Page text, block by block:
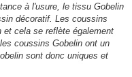
à l'usure, le tissu Gobelin
décoratif. Les coussins
et cela se reflète également
coussins Gobelin ont un
sont donc uniques et